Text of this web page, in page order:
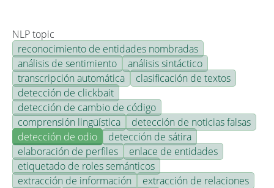
NLP topic
reconocimiento de entidades nombradas
análisis de sentimiento
análisis sintáctico
transcripción automática
clasificación de textos
detección de clickbait
detección de cambio de código
comprensión lingüística
detección de noticias falsas
detección de odio
detección de sátira
elaboración de perfiles
enlace de entidades
etiquetado de roles semánticos
extracción de información
extracción de relaciones